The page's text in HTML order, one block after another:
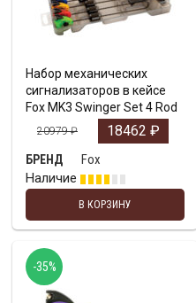
Набор механических
сигнализаторов в кейсе
Fox MK3 Swinger Set 4 Rod
20979₽ 18462 ₽
БРЕНД
Fox
Наличие
В КОРЗИНУ
-35%